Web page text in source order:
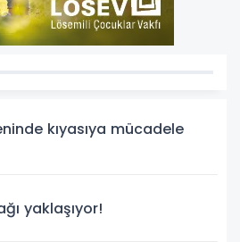
kıyasıya mücadele
yaklaşıyor!